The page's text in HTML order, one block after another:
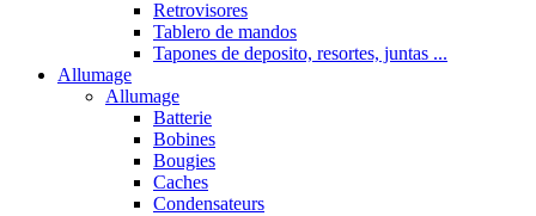
Retrovisores
Tablero de mandos
Tapones de deposito, resortes, juntas ...
Allumage
Allumage
Batterie
Bobines
Bougies
Caches
Condensateurs